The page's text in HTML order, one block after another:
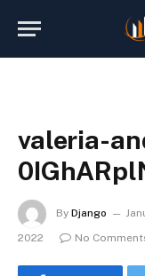
valeria-
By Django
2022
No